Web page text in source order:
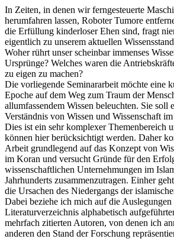
In Zeiten, in denen wir ferngesteuerte
herumfahren lassen, Roboter Tumore
die Erfüllung kinderloser Ehen sind, fragt
eigentlich zu unserem aktuellen
Woher rührt unser scheinbar immenses
Ursprünge? Welches waren die
zu eigen zu machen?
Die vorliegende Seminararbeit möchte eine
Epoche auf dem Weg zum Traum der
allumfassendem Wissen beleuchten. Sie soll
Verständnis von Wissen und Wissenschaft
Dies ist ein sehr komplexer Themenbereich
können hier berücksichtigt werden. Daher
Arbeit grundlegend auf das Konzept von
im Koran und versucht Gründe für den
wissenschaftlichen Unternehmungen im
Jahrhunderts zusammenzutragen. Einher
die Ursachen des Niedergangs der
Dabei beziehe ich mich auf die Auslegungen
Literaturverzeichnis alphabetisch
mehrfach zitierten Autoren, von denen ich
anderen den Stand der Forschung